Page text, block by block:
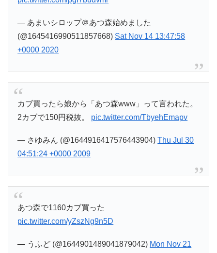
— あまいシロップ＠あつ森始めました
(@1645416990511857668) Sat Nov 14 13:47:58
+0000 2020
カブ買ったら娘から「あつ森www」って言われた。
2カブで150円税抜。 pic.twitter.com/TbyehEmapv
— さゆみん (@1644916417576443904)Thu Jul 30
04:51:24 +0000 2009
あつ森で1160カブ買った
pic.twitter.com/yZszNg9n5D
— うふど (@1644901489041879042) Mon Nov 21